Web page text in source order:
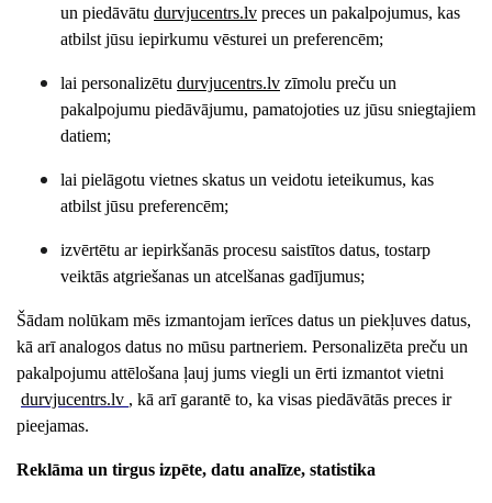
un piedāvātu durvjucentrs.lv preces un pakalpojumus, kas
atbilst jūsu iepirkumu vēsturei un preferencēm;
lai personalizētu durvjucentrs.lv zīmolu preču un
pakalpojumu piedāvājumu, pamatojoties uz jūsu sniegtajiem
datiem;
lai pielāgotu vietnes skatus un veidotu ieteikumus, kas
atbilst jūsu preferencēm;
izvērtētu ar iepirkšanās procesu saistītos datus, tostarp
veiktās atgriešanas un atcelšanas gadījumus;
Šādam nolūkam mēs izmantojam ierīces datus un piekļuves datus,
kā arī analogos datus no mūsu partneriem. Personalizēta preču un
pakalpojumu attēlošana ļauj jums viegli un ērti izmantot vietni
durvjucentrs.lv , kā arī garantē to, ka visas piedāvātās preces ir
pieejamas.
Reklāma un tirgus izpēte, datu analīze, statistika